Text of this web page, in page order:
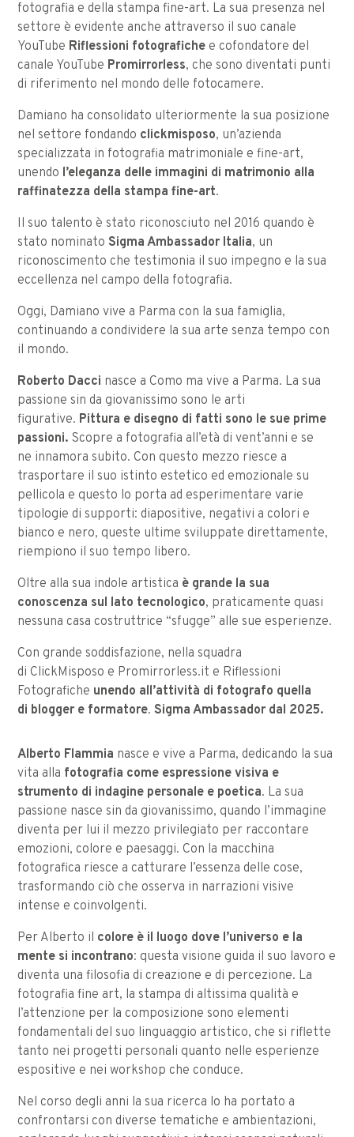
fotografia e della stampa fine-art. La sua presenza nel
settore è evidente anche attraverso il suo canale
YouTube Riflessioni fotografiche e cofondatore del
canale YouTube Promirrorless, che sono diventati punti
di riferimento nel mondo delle fotocamere.
Damiano ha consolidato ulteriormente la sua posizione
nel settore fondando clickmisposo, un’azienda
specializzata in fotografia matrimoniale e fine-art,
unendo l’eleganza delle immagini di matrimonio alla
raffinatezza della stampa fine-art.
Il suo talento è stato riconosciuto nel 2016 quando è
stato nominatoSigma Ambassador Italia, un
riconoscimento che testimonia il suo impegno e la sua
eccellenza nel campo della fotografia.
Oggi, Damiano vive a Parma con la sua famiglia,
continuando a condividere la sua arte senza tempo con
il mondo.
Roberto Dacci nasce a Como ma vive a Parma. La sua
passione sin da giovanissimo sono le arti
figurative. Pittura e disegno di fatti sono le sue prime
passioni. Scopre a fotografia all’età di vent’anni e se
ne innamora subito. Con questo mezzo riesce a
trasportare il suo istinto estetico ed emozionale su
pellicola e questo lo porta ad esperimentare varie
tipologie di supporti: diapositive, negativi a colori e
bianco e nero, queste ultime sviluppate direttamente,
riempiono il suo tempo libero.
Oltre alla sua indole artistica è grande la sua
conoscenza sul lato tecnologico, praticamente quasi
nessuna casa costruttrice “sfugge” alle sue esperienze.
Con grande soddisfazione, nella squadra
di ClickMisposo e Promirrorless.it e Riflessioni
Fotografiche unendo all’attività di fotografo quella
di blogger e formatore.Sigma Ambassador dal 2025.
Alberto Flammia nasce e vive a Parma, dedicando la sua
vita alla fotografia come espressione visiva e
strumento di indagine personale e poetica. La sua
passione nasce sin da giovanissimo, quando l’immagine
diventa per lui il mezzo privilegiato per raccontare
emozioni, colore e paesaggi. Con la macchina
fotografica riesce a catturare l’essenza delle cose,
trasformando ciò che osserva in narrazioni visive
intense e coinvolgenti.
Per Alberto il colore è il luogo dove l’universo e la
mente si incontrano: questa visione guida il suo lavoro e
diventa una filosofia di creazione e di percezione. La
fotografia fine art, la stampa di altissima qualità e
l’attenzione per la composizione sono elementi
fondamentali del suo linguaggio artistico, che si riflette
tanto nei progetti personali quanto nelle esperienze
espositive e nei workshop che conduce.
Nel corso degli anni la sua ricerca lo ha portato a
confrontarsi con diverse tematiche e ambientazioni,